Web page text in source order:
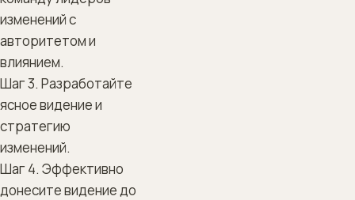
изменений с
авторитетом и
влиянием.
Шаг 3. Разработайте
ясное видение и
стратегию
изменений.
Шаг 4. Эффективно
донесите видение до